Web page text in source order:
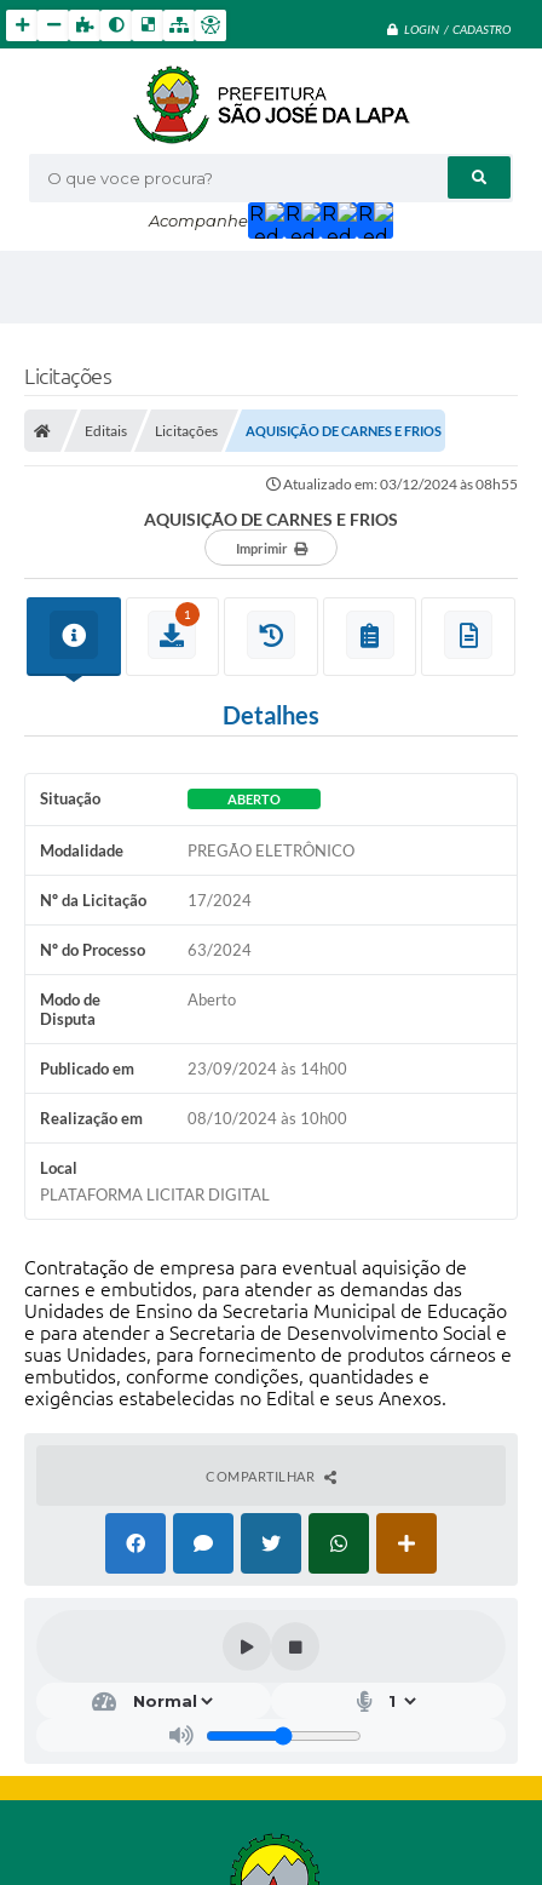
LOGIN / CADASTRO
O que voce procura?
Acompanhe
Licitações
Editais Licitações AQUISIÇÃO DE CARNES E FRIOS
Atualizado em: 03/12/2024 às 08h55
AQUISIÇÃO DE CARNES E FRIOS
Imprimir
1
Detalhes
Situação ABERTO
Modalidade PREGÃO ELETRÔNICO
Nº da Licitação 17/2024
Nº do Processo 63/2024
Modo de
Disputa
Aberto
Publicado em 23/09/2024 às 14h00
Realização em 08/10/2024 às 10h00
Local
PLATAFORMA LICITAR DIGITAL
Contratação de empresa para eventual aquisição de
carnes e embutidos, para atender as demandas das
Unidades de Ensino da Secretaria Municipal de Educação
e para atender a Secretaria de Desenvolvimento Social e
suas Unidades, para fornecimento de produtos cárneos e
embutidos, conforme condições, quantidades e
exigências estabelecidas no Edital e seus Anexos.
COMPARTILHAR